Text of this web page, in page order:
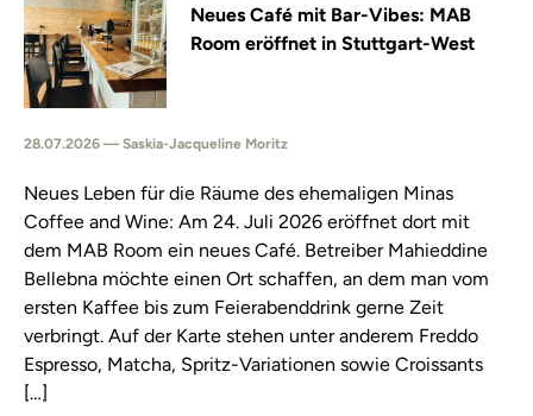
Neues Café mit Bar-Vibes: MAB
Room eröffnet in Stuttgart-West
28.07.2026 — Saskia-Jacqueline Moritz
Neues Leben für die Räume des ehemaligen Minas
Coffee and Wine: Am 24. Juli 2026 eröffnet dort mit
dem MAB Room ein neues Café. Betreiber Mahieddine
Bellebna möchte einen Ort schaffen, an dem man vom
ersten Kaffee bis zum Feierabenddrink gerne Zeit
verbringt. Auf der Karte stehen unter anderem Freddo
Espresso, Matcha, Spritz-Variationen sowie Croissants
[…]